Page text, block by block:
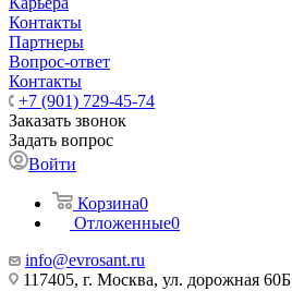
Контакты
Партнеры
Вопрос-ответ
Контакты
+7 (901) 729-45-74
Заказать звонок
Задать вопрос
Войти
Корзина0
Отложенные0
info@evrosant.ru
117405, г. Москва, ул. дорожная 60Б